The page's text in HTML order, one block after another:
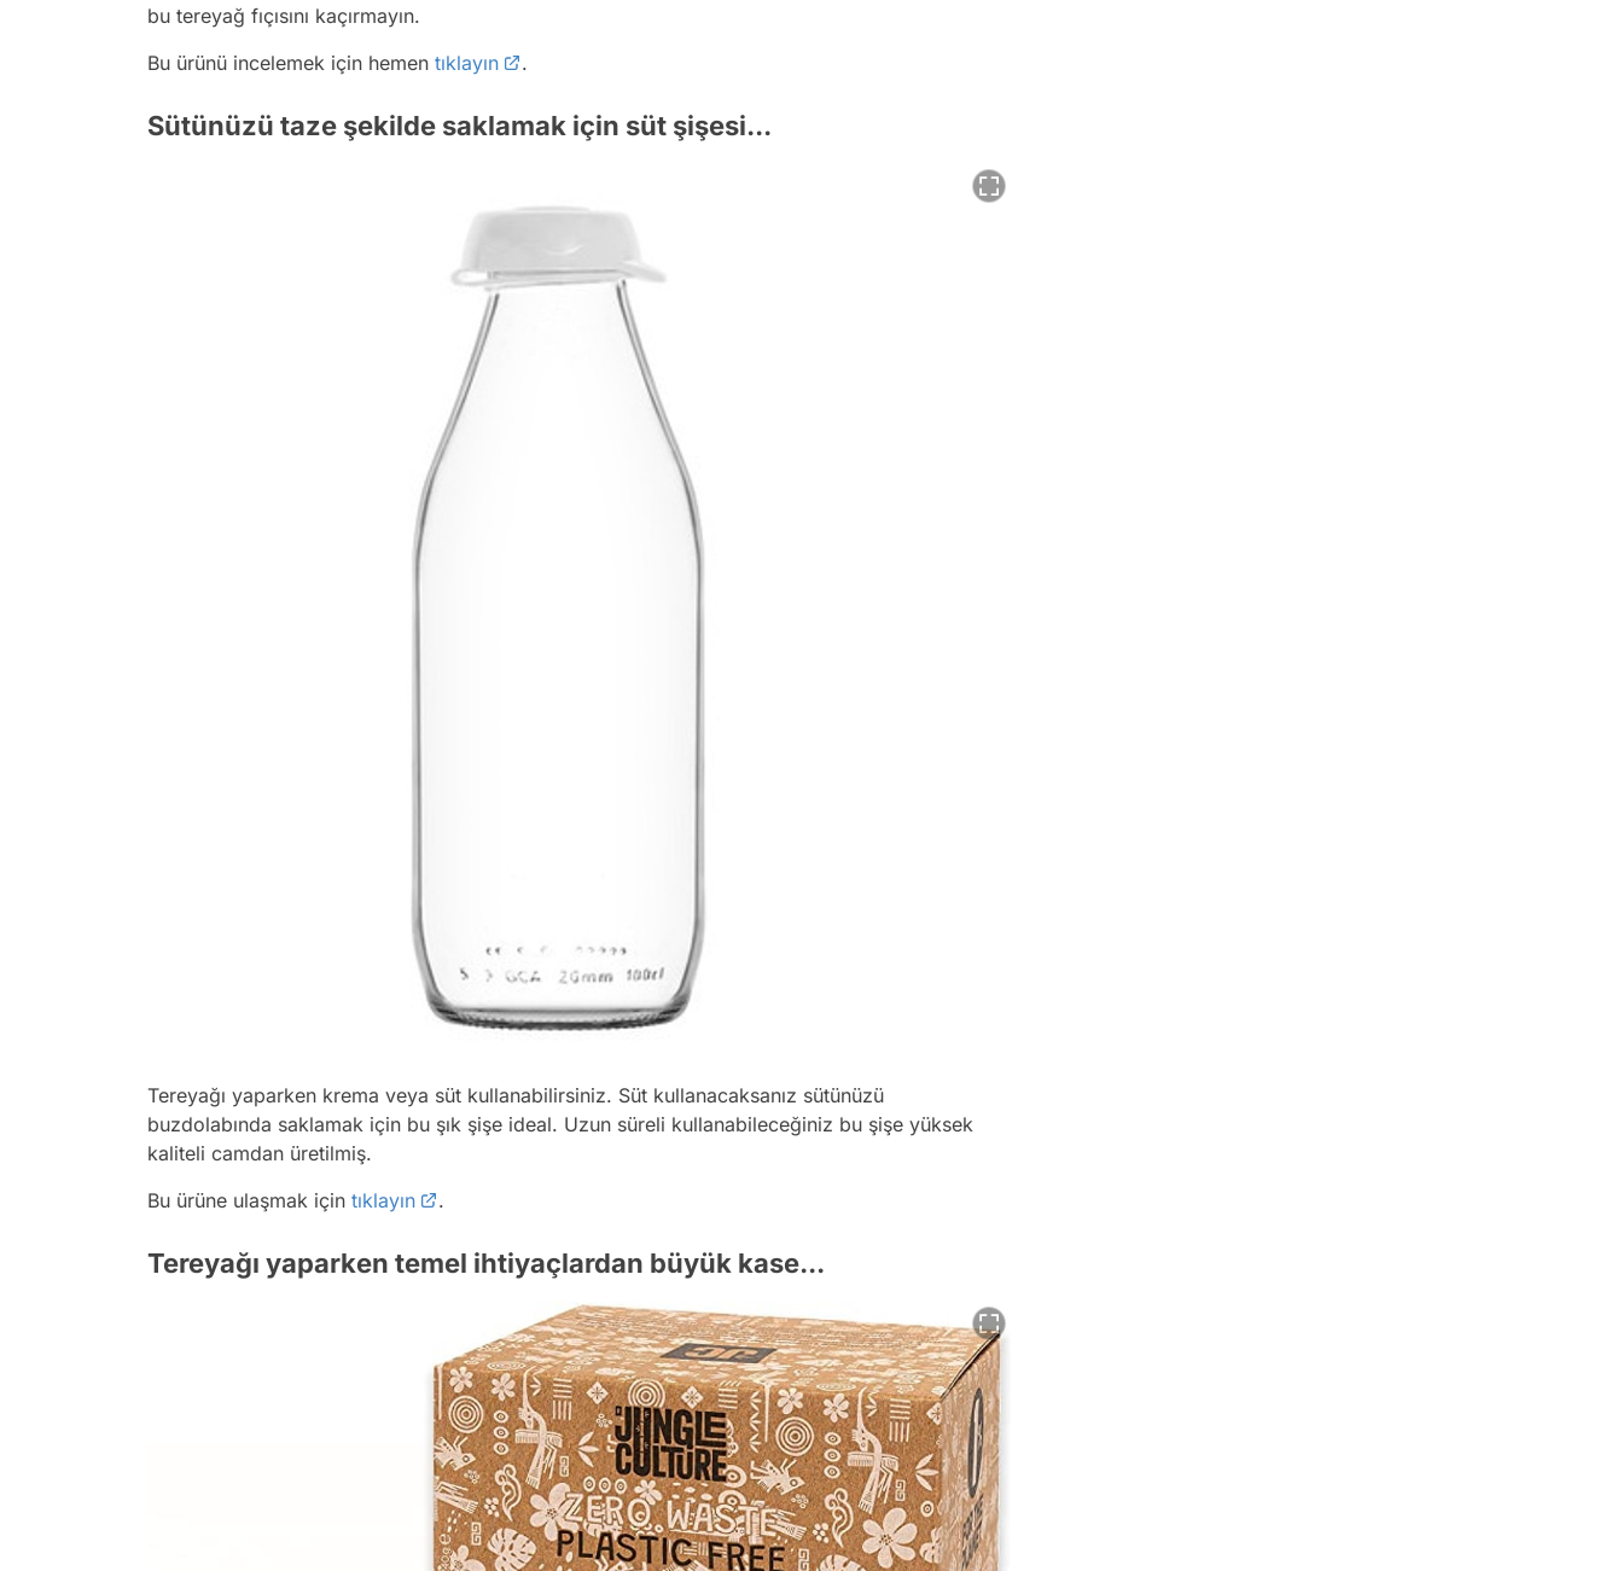
bu tereyağ fıçısını kaçırmayın.
Bu ürünü incelemek için hemen tıklayın .
Sütünüzü taze şekilde saklamak için süt şişesi...
Tereyağı yaparken krema veya süt kullanabilirsiniz. Süt kullanacaksanız sütünüzü
buzdolabında saklamak için bu şık şişe ideal. Uzun süreli kullanabileceğiniz bu şişe yüksek
kaliteli camdan üretilmiş.
Bu ürüne ulaşmak için tıklayın .
Tereyağı yaparken temel ihtiyaçlardan büyük kase...